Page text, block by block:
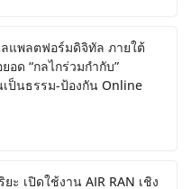
ลแพลตฟอร์มดิจิทัล ภายใต้
อด “กลไกร่วมกำกับ”
ป็นธรรม-ป้องกัน Online
ะ เปิดใช้งาน AIR RAN เชิง